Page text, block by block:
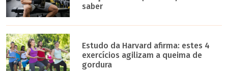
saber
Estudo da Harvard afirma: estes 4
exercícios agilizam a queima de
gordura